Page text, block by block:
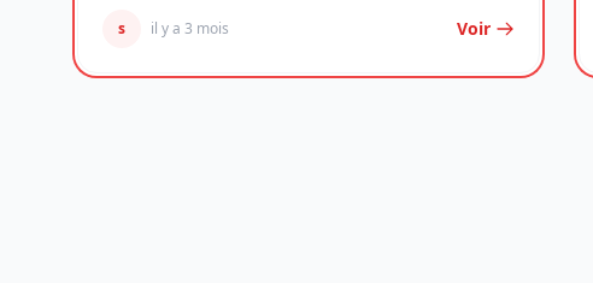
s il y a 3 mois Voir